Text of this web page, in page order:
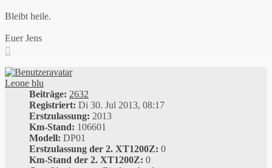
Bleibt heile.
Euer Jens
Leone blu
Beiträge: 2632
Registriert: Di 30. Jul 2013, 08:17
Erstzulassung: 2013
Km-Stand: 106601
Modell: DP01
Erstzulassung der 2. XT1200Z: 0
Km-Stand der 2. XT1200Z: 0